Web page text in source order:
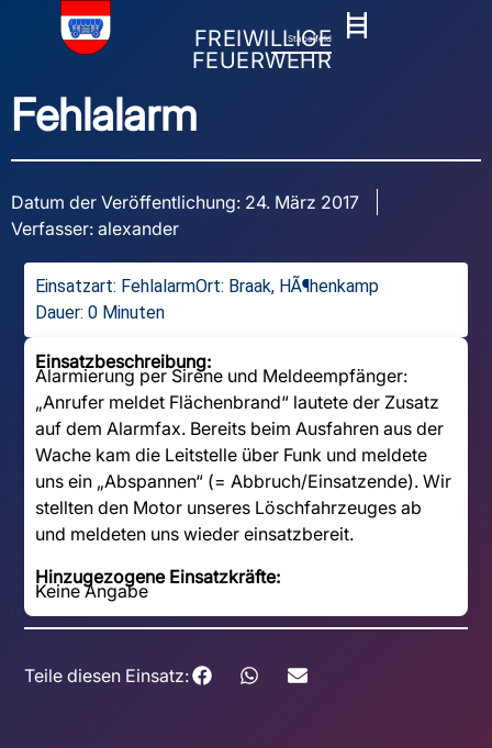
FREIWILLIGE
FEUERWEHR
Stapelfeld
Fehlalarm
Datum der Veröffentlichung: 24. März 2017
Verfasser: alexander
Einsatzart: FehlalarmOrt: Braak, HÃ¶henkamp
Dauer: 0 Minuten
Einsatzbeschreibung:
Alarmierung per Sirene und Meldeempfänger:
„Anrufer meldet Flächenbrand“ lautete der Zusatz
auf dem Alarmfax. Bereits beim Ausfahren aus der
Wache kam die Leitstelle über Funk und meldete
uns ein „Abspannen“ (= Abbruch/Einsatzende). Wir
stellten den Motor unseres Löschfahrzeuges ab
und meldeten uns wieder einsatzbereit.
Hinzugezogene Einsatzkräfte:
Keine Angabe
Teile diesen Einsatz: